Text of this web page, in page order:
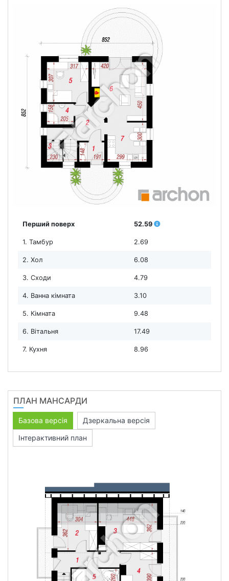
Перший поверх 52.59
1. Тамбур 2.69
2. Хол 6.08
3. Сходи 4.79
4. Ванна кімната 3.10
5. Кімната 9.48
6. Вітальня 17.49
7. Кухня 8.96
ПЛАН МАНСАРДИ
Базова версія
Дзеркальна версія
Інтерактивний план